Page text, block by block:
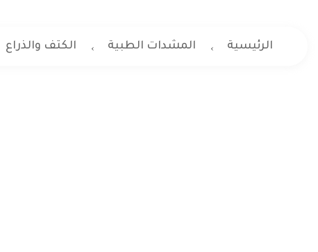
الرئيسية المشدات الطبية الكتف والذراع